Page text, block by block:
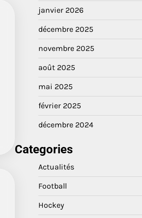
janvier 2026
décembre 2025
novembre 2025
août 2025
mai 2025
février 2025
décembre 2024
Categories
Actualités
Football
Hockey